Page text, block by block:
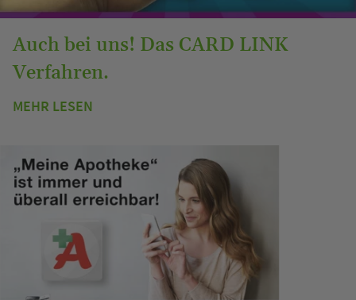
Auch bei uns! Das CARD LINK
Verfahren.
MEHR LESEN